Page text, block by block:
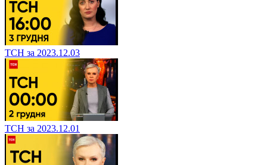
ТСН за 2023.12.03
ТСН за 2023.12.01